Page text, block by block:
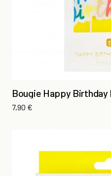
Bougie Happy Birthday
Prix
7,90 €